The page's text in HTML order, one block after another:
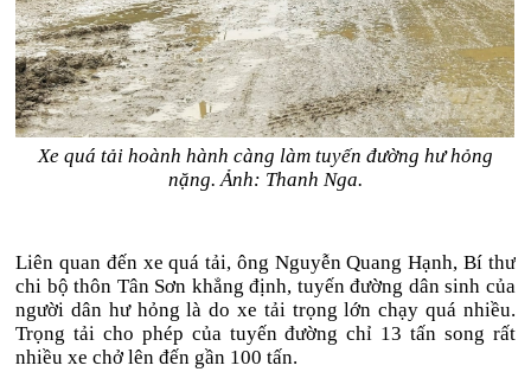
Xe quá tải hoành hành càng làm tuyến đường hư hỏng
nặng. Ảnh: Thanh Nga.
Liên quan đến xe quá tải, ông Nguyễn Quang Hạnh, Bí thư
chi bộ thôn Tân Sơn khẳng định, tuyến đường dân sinh của
người dân hư hỏng là do xe tải trọng lớn chạy quá nhiều.
Trọng tải cho phép của tuyến đường chỉ 13 tấn song rất
nhiều xe chở lên đến gần 100 tấn.